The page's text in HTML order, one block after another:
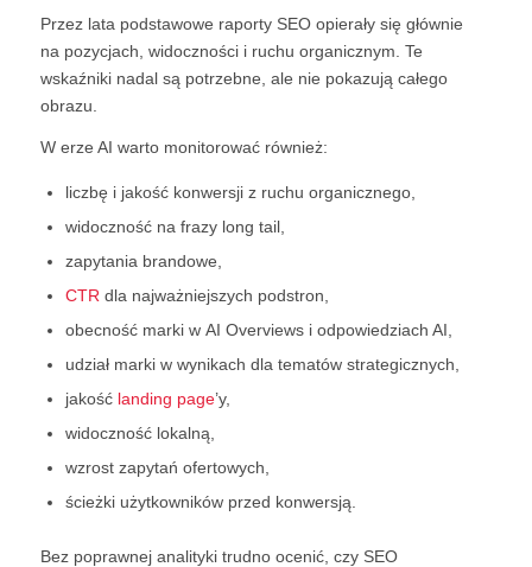
Przez lata podstawowe raporty SEO opierały się głównie
na pozycjach, widoczności i ruchu organicznym. Te
wskaźniki nadal są potrzebne, ale nie pokazują całego
obrazu.
W erze AI warto monitorować również:
liczbę i jakość konwersji z ruchu organicznego,
widoczność na frazy long tail,
zapytania brandowe,
CTR dla najważniejszych podstron,
obecność marki w AI Overviews i odpowiedziach AI,
udział marki w wynikach dla tematów strategicznych,
jakość landing page’y,
widoczność lokalną,
wzrost zapytań ofertowych,
ścieżki użytkowników przed konwersją.
Bez poprawnej analityki trudno ocenić, czy SEO